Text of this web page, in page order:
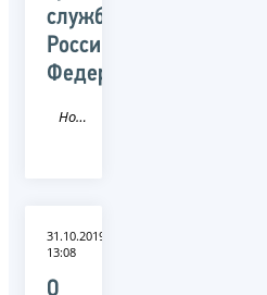
службы
Российской
Федерации
Новость
31.10.2019
13:08